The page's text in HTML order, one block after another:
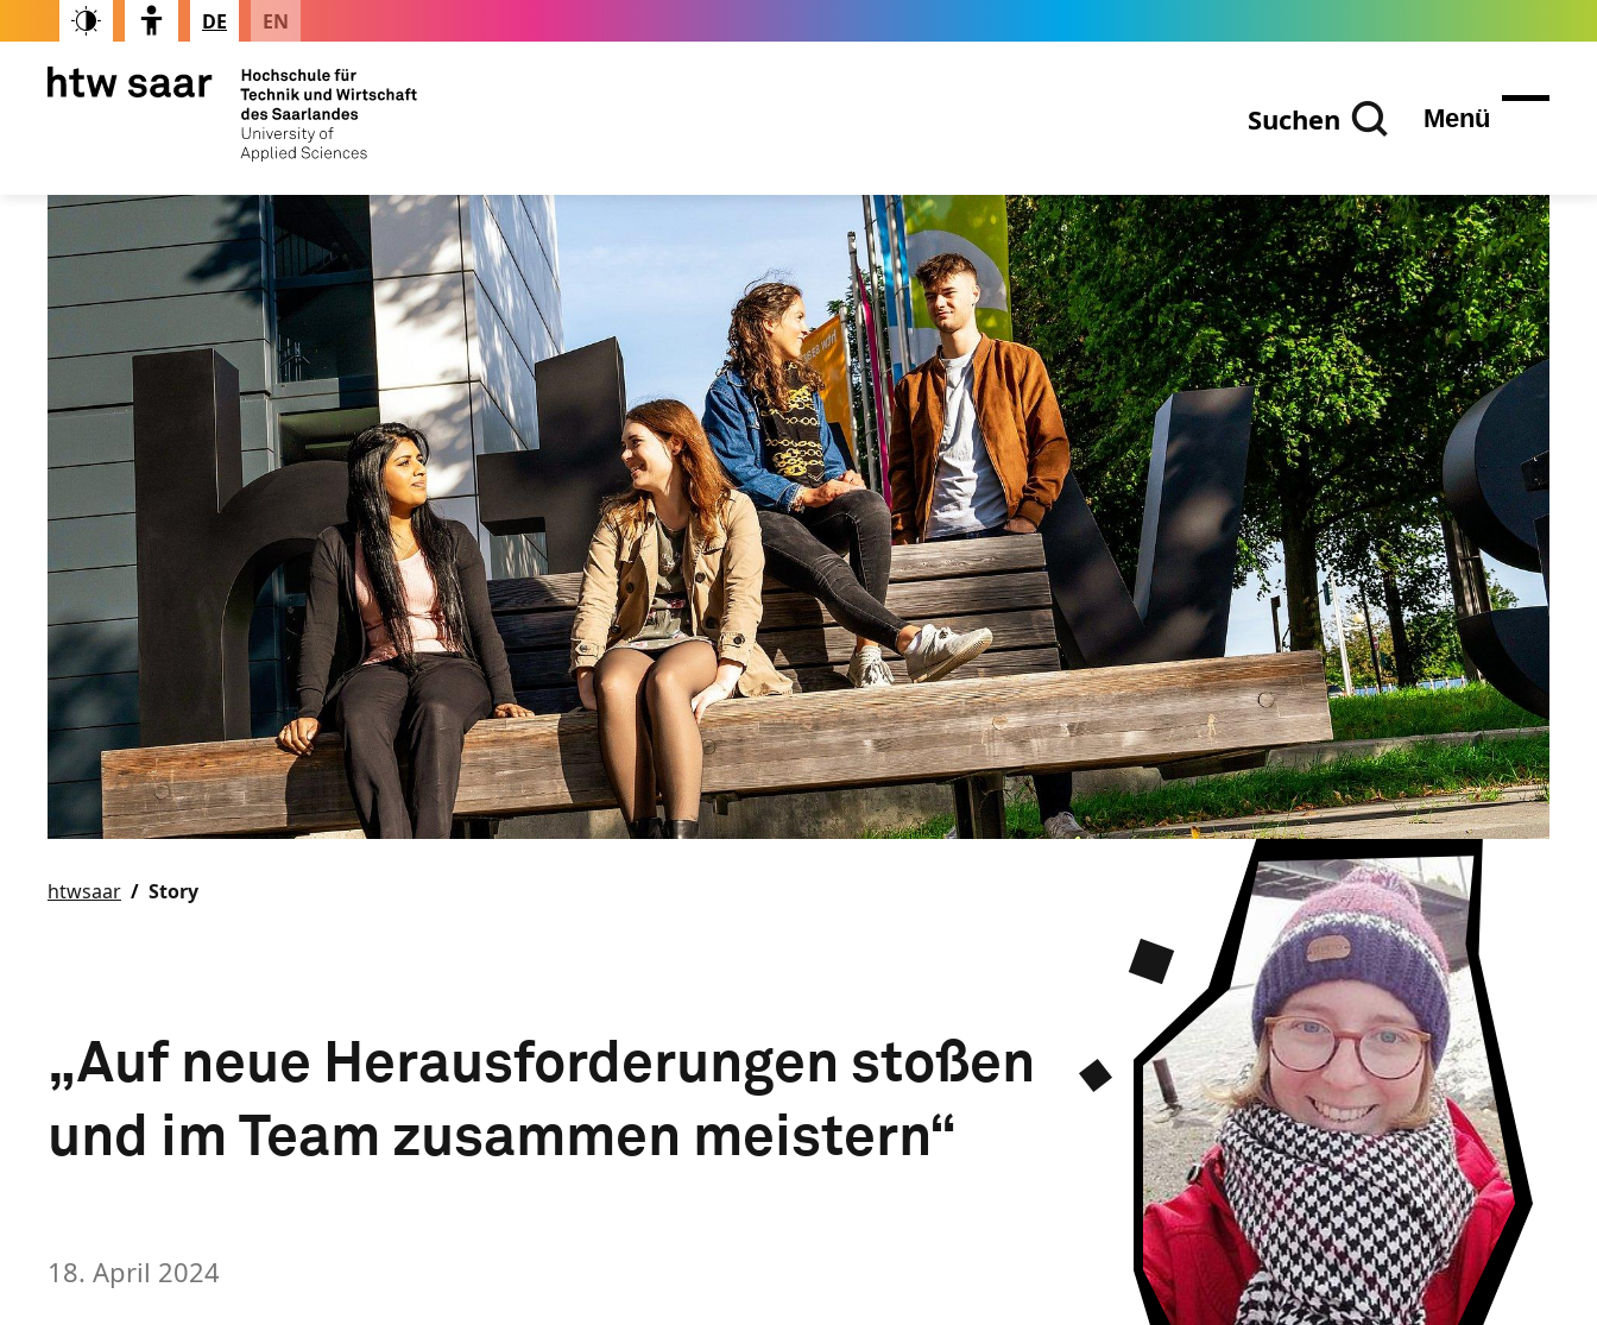
DE EN
Suchen Menü
htwsaar Story
„Auf neue Herausforderungen stoßen
und im Team zusammen meistern“
18. April 2024